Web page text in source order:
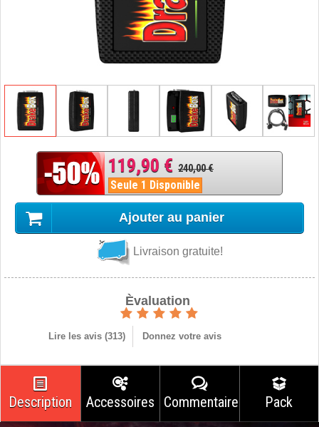
119,90 € 240,00 €
Seule 1 Disponible
Ajouter au panier
Livraison gratuite!
Èvaluation
Lire les avis (313) Donnez votre avis
Description Accessoires Commentaires Pack